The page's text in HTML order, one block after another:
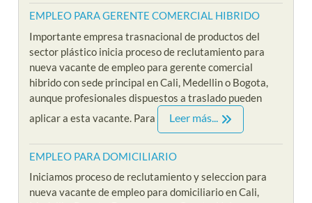
EMPLEO PARA GERENTE COMERCIAL HIBRIDO
Importante empresa trasnacional de productos del
sector plástico inicia proceso de reclutamiento para
nueva vacante de empleo para gerente comercial
hibrido con sede principal en Cali, Medellin o Bogota,
aunque profesionales dispuestos a traslado pueden
aplicar a esta vacante. Para
Leer más...
EMPLEO PARA DOMICILIARIO
Iniciamos proceso de reclutamiento y seleccion para
nueva vacante de empleo para domiciliario en Cali,